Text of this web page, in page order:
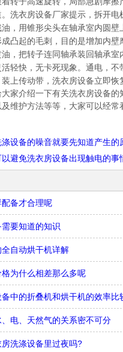
洗衣房设备厂家提示，拆开电
，用锥形尖头在轴承室内圆壁
成凸起的毛刺，目的是增加内
，把转子连同轴承装回轴承室
轻快，无卡死现象。通电，不
上传动带，洗衣房设备立即恢
家介绍一下有关洗衣房设备的
维护方法等等，大家可以经常
涤设备的噪音就要先知道产生的
避免洗衣房设备出现触电的事
备才合理呢
要知道的知识
自动烘干机详解
为什么相差那么多呢
中的折叠机和烘干机的效率比
电、天然气的关系密不可分
洗涤设备里过夜吗?